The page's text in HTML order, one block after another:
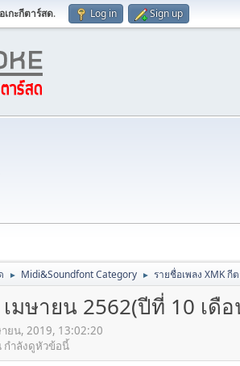
เกะกีตาร์สด. Log in Sign up
► Midi&Soundfont Category ► รายชื่อเพลง XMK กี
เมษายน 2562(ปีที่ 10 เดื
ายน, 2019, 13:02:20
กำลังดูหัวข้อนี้